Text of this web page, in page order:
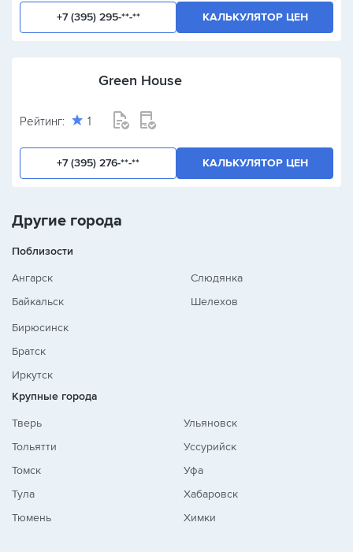
+7 (395) 295-**-** КАЛЬКУЛЯТОР ЦЕН
Green House
Рейтинг: 1
+7 (395) 276-**-** КАЛЬКУЛЯТОР ЦЕН
Другие города
Поблизости
Ангарск
Байкальск
Бирюсинск
Братск
Иркутск
Слюдянка
Шелехов
Крупные города
Тверь
Тольятти
Томск
Тула
Тюмень
Ульяновск
Уссурийск
Уфа
Хабаровск
Химки